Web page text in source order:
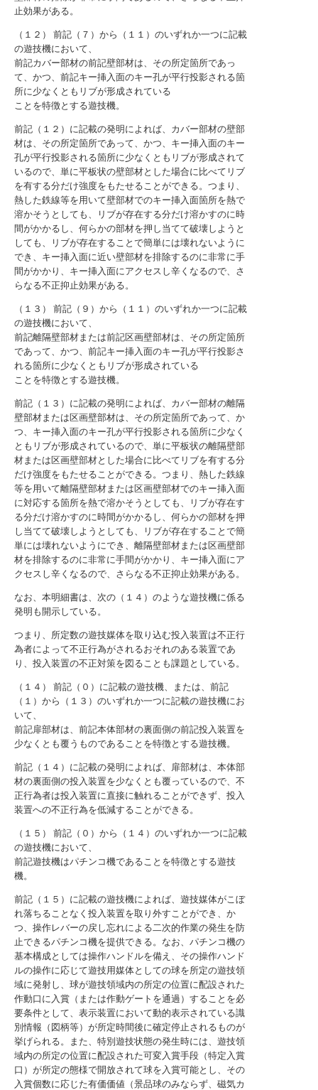
止効果がある。
（１２） 前記（７）から（１１）のいずれか一つに記載
の遊技機において、
前記カバー部材の前記壁部材は、その所定箇所であっ
て、かつ、前記キー挿入面のキー孔が平行投影される箇
所に少なくともリブが形成されている
ことを特徴とする遊技機。
前記（１２）に記載の発明によれば、カバー部材の壁部
材は、その所定箇所であって、かつ、キー挿入面のキー
孔が平行投影される箇所に少なくともリブが形成されて
いるので、単に平板状の壁部材とした場合に比べてリブ
を有する分だけ強度をもたせることができる。つまり、
熱した鉄線等を用いて壁部材でのキー挿入面箇所を熱で
溶かそうとしても、リブが存在する分だけ溶かすのに時
間がかかるし、何らかの部材を押し当てて破壊しようと
しても、リブが存在することで簡単には壊れないように
でき、キー挿入面に近い壁部材を排除するのに非常に手
間がかかり、キー挿入面にアクセスし辛くなるので、さ
らなる不正抑止効果がある。
（１３） 前記（９）から（１１）のいずれか一つに記載
の遊技機において、
前記離隔壁部材または前記区画壁部材は、その所定箇所
であって、かつ、前記キー挿入面のキー孔が平行投影さ
れる箇所に少なくともリブが形成されている
ことを特徴とする遊技機。
前記（１３）に記載の発明によれば、カバー部材の離隔
壁部材または区画壁部材は、その所定箇所であって、か
つ、キー挿入面のキー孔が平行投影される箇所に少なく
ともリブが形成されているので、単に平板状の離隔壁部
材または区画壁部材とした場合に比べてリブを有する分
だけ強度をもたせることができる。つまり、熱した鉄線
等を用いて離隔壁部材または区画壁部材でのキー挿入面
に対応する箇所を熱で溶かそうとしても、リブが存在す
る分だけ溶かすのに時間がかかるし、何らかの部材を押
し当てて破壊しようとしても、リブが存在することで簡
単には壊れないようにでき、離隔壁部材または区画壁部
材を排除するのに非常に手間がかかり、キー挿入面にア
クセスし辛くなるので、さらなる不正抑止効果がある。
なお、本明細書は、次の（１４）のような遊技機に係る
発明も開示している。
つまり、所定数の遊技媒体を取り込む投入装置は不正行
為者によって不正行為がされるおそれのある装置であ
り、投入装置の不正対策を図ることも課題としている。
（１４） 前記（０）に記載の遊技機、または、前記
（１）から（１３）のいずれか一つに記載の遊技機にお
いて、
前記扉部材は、前記本体部材の裏面側の前記投入装置を
少なくとも覆うものであることを特徴とする遊技機。
前記（１４）に記載の発明によれば、扉部材は、本体部
材の裏面側の投入装置を少なくとも覆っているので、不
正行為者は投入装置に直接に触れることができず、投入
装置への不正行為を低減することができる。
（１５） 前記（０）から（１４）のいずれか一つに記載
の遊技機において、
前記遊技機はパチンコ機であることを特徴とする遊技
機。
前記（１５）に記載の遊技機によれば、遊技媒体がこぼ
れ落ちることなく投入装置を取り外すことができ、か
つ、操作レバーの戻し忘れによる二次的作業の発生を防
止できるパチンコ機を提供できる。なお、パチンコ機の
基本構成としては操作ハンドルを備え、その操作ハンド
ルの操作に応じて遊技用媒体としての球を所定の遊技領
域に発射し、球が遊技領域内の所定の位置に配設された
作動口に入賞（または作動ゲートを通過）することを必
要条件として、表示装置において動的表示されている識
別情報（図柄等）が所定時間後に確定停止されるものが
挙げられる。また、特別遊技状態の発生時には、遊技領
域内の所定の位置に配設された可変入賞手段（特定入賞
口）が所定の態様で開放されて球を入賞可能とし、その
入賞個数に応じた有価価値（景品球のみならず、磁気カ